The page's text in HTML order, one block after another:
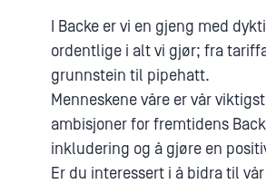
I Backe er vi en gjeng med
ordentlige i alt vi gjør; fra
grunnstein til pipehatt.
Menneskene våre er vår
ambisjoner for fremtidens
inkludering og å gjøre en
Er du interessert i å bidra til